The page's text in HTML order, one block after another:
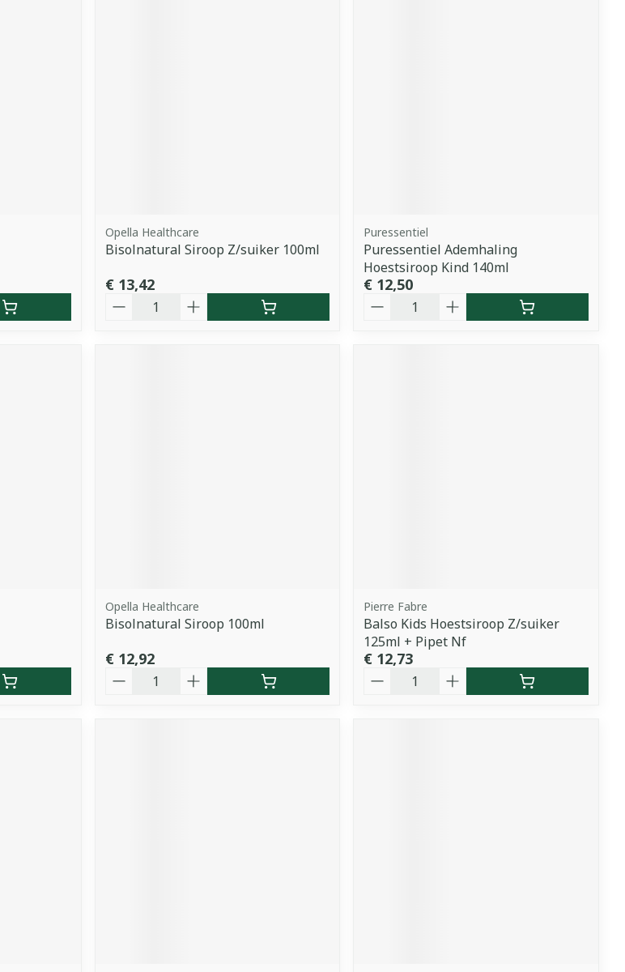
Opella Healthcare
Bisolnatural Siroop Z/suiker 100ml
€ 13,42
Puressentiel
Puressentiel Ademhaling
Hoestsiroop Kind 140ml
€ 12,50
Opella Healthcare
Bisolnatural Siroop 100ml
€ 12,92
Pierre Fabre
Balso Kids Hoestsiroop Z/suiker
125ml + Pipet Nf
€ 12,73